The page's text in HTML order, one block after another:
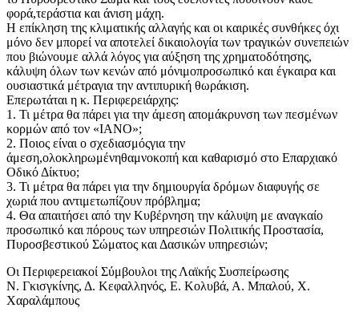
φορά,τεράστια και άνιση μάχη.
Η επίκληση της κλιματικής αλλαγής και οι καιρικές συνθήκες όχι
μόνο δεν μπορεί να αποτελεί δικαιολογία των τραγικών συνεπειών
που βιώνουμε αλλά λόγος για αύξηση της χρηματοδότησης,
κάλυψη όλων των κενών από μόνιμοπροσωπικό και έγκαιρα και
ουσιαστικά μέτραγια την αντιπυρική θωράκιση.
Επερωτάται η κ. Περιφερειάρχης:
1. Τι μέτρα θα πάρει για την άμεση απομάκρυνση των πεσμένων
κορμών από τον «ΙΑΝΟ»;
2. Ποιος είναι ο σχεδιασμόςγια την
άμεση,ολοκληρωμένηθαμνοκοπή και καθαρισμό στο Επαρχιακό
Οδικό Δίκτυο;
3. Τι μέτρα θα πάρει για την δημιουργία δρόμων διαφυγής σε
χωριά που αντιμετωπίζουν πρόβλημα;
4. Θα απαιτήσει από την Κυβέρνηση την κάλυψη με αναγκαίο
προσωπικό και πόρους των υπηρεσιών Πολιτικής Προστασία,
Πυροσβεστικού Σώματος και Δασικών υπηρεσιών;
Οι Περιφερειακοί Σύμβουλοι της Λαϊκής Συσπείρωσης
Ν. Γκισγκίνης, Δ. Κεφαλληνός, Ε. Κολυβά, Α. Μπαλού, Χ.
Χαραλάμπους